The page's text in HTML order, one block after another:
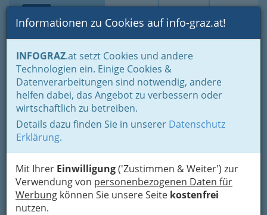
Suche Login Toggle
Informationen zu Cookies auf info-graz.at!
INFOGRAZ.at setzt Cookies und andere
Technologien ein. Einige Cookies &
Datenverarbeitungen sind notwendig, andere
helfen dabei, das Angebot zu verbessern oder
wirtschaftlich zu betreiben.
Details dazu finden Sie in unserer Datenschutz
Erklärung.
Mit Ihrer Einwilligung('Zustimmen & Weiter') zur
Verwendung von personenbezogenen Daten für
Werbung können Sie unsere Seite kostenfrei
nutzen.
Home Branchen Bildung & Weiterbildung
Volksschule Neuhart
Kapellenstraße 100, 8053 Graz
+43 316 271 546
+43 316 271 546
Direktorin: Barbara Kern
Karte